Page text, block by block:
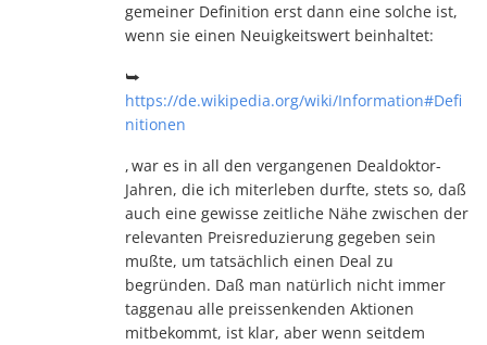
gemeiner Definition erst dann eine solche ist,
wenn sie ei­nen Neuigkeitswert be­inhaltet:
⮩
https://de.wikipedia.org/wiki/Information#Defi
nitionen
, war es in all den vergangenen Dealdoktor-
Jahren, die ich mit­er­le­ben durfte, stets so, daß
auch eine gewisse zeitliche Nähe zwi­schen der
relevanten Preis­re­du­zie­rung gegeben sein
mußte, um tat­säch­lich einen Deal zu
begründen. Daß man na­tür­lich nicht immer
tag­ge­nau alle preis­­sen­ken­den Aktionen
mitbekommt, ist klar, aber wenn seitdem